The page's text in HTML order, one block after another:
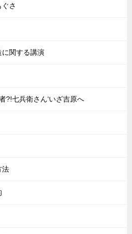
さ
関する講演
?!七兵衛さん‘いざ吉原へ
法